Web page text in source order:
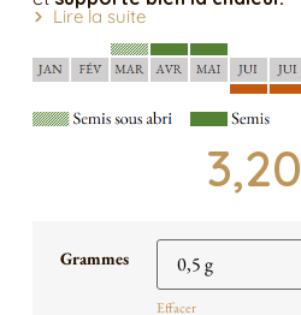
Lire la suite
3,20
Grammes
Effacer